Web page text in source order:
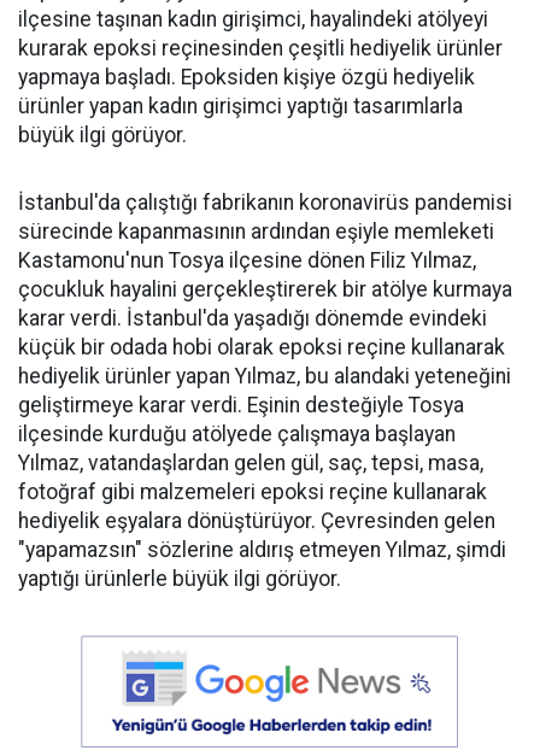
ilçesine taşınan kadın girişimci, hayalindeki atölyeyi
kurarak epoksi reçinesinden çeşitli hediyelik ürünler
yapmaya başladı. Epoksiden kişiye özgü hediyelik
ürünler yapan kadın girişimci yaptığı tasarımlarla
büyük ilgi görüyor.
İstanbul'da çalıştığı fabrikanın koronavirüs pandemisi
sürecinde kapanmasının ardından eşiyle memleketi
Kastamonu'nun Tosya ilçesine dönen Filiz Yılmaz,
çocukluk hayalini gerçekleştirerek bir atölye kurmaya
karar verdi. İstanbul'da yaşadığı dönemde evindeki
küçük bir odada hobi olarak epoksi reçine kullanarak
hediyelik ürünler yapan Yılmaz, bu alandaki yeteneğini
geliştirmeye karar verdi. Eşinin desteğiyle Tosya
ilçesinde kurduğu atölyede çalışmaya başlayan
Yılmaz, vatandaşlardan gelen gül, saç, tepsi, masa,
fotoğraf gibi malzemeleri epoksi reçine kullanarak
hediyelik eşyalara dönüştürüyor. Çevresinden gelen
"yapamazsın" sözlerine aldırış etmeyen Yılmaz, şimdi
yaptığı ürünlerle büyük ilgi görüyor.